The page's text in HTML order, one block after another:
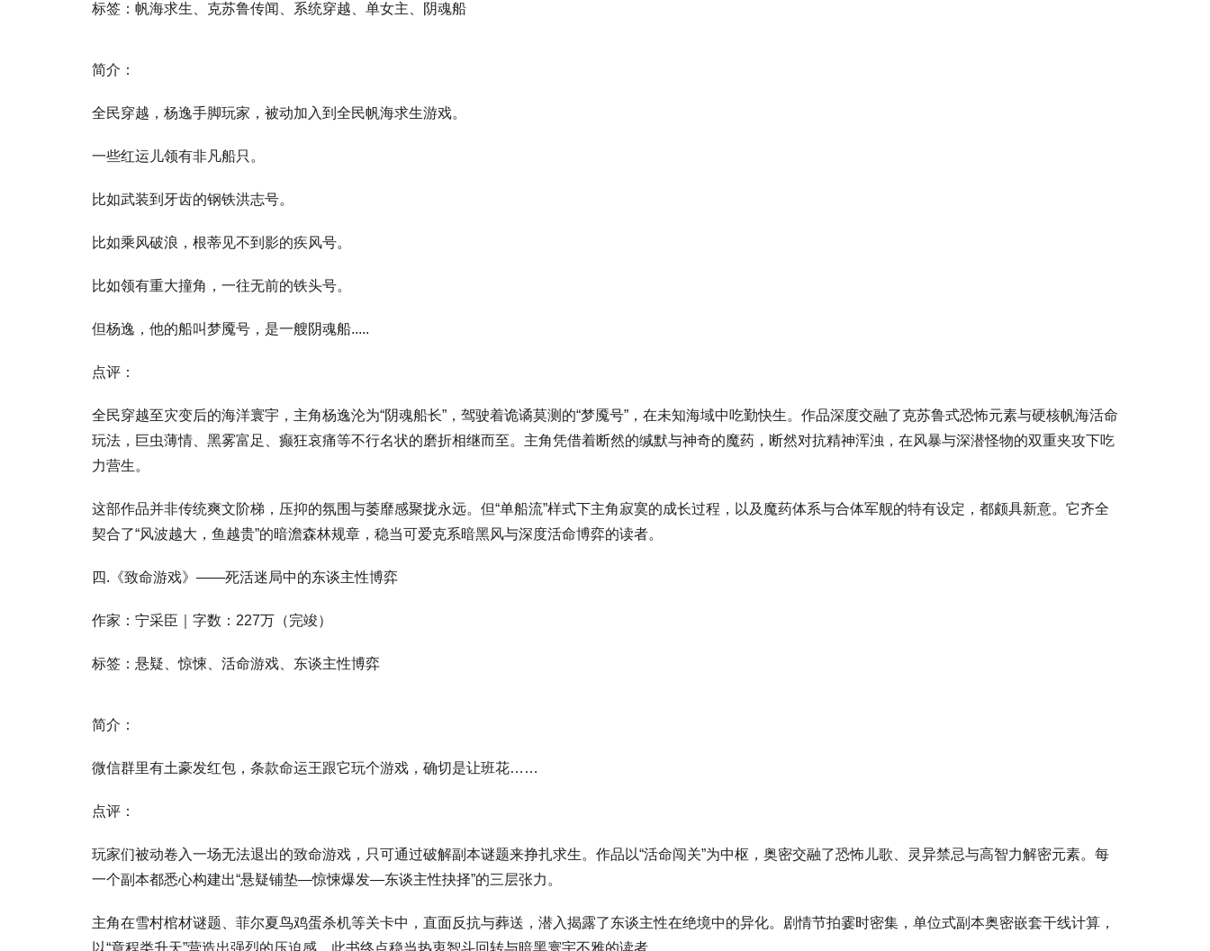
标签：帆海求生、克苏鲁传闻、系统穿越、单女主、阴魂船
简介：
全民穿越，杨逸手脚玩家，被动加入到全民帆海求生游戏。
一些红运儿领有非凡船只。
比如武装到牙齿的钢铁洪志号。
比如乘风破浪，根蒂见不到影的疾风号。
比如领有重大撞角，一往无前的铁头号。
但杨逸，他的船叫梦魇号，是一艘阴魂船.....
点评：
全民穿越至灾变后的海洋寰宇，主角杨逸沦为“阴魂船长”，驾驶着诡谲莫测的“梦魇号”，在未知海域中吃勤快生。作品深度交融了克苏鲁式恐怖元素与硬核帆海活命
玩法，巨虫薄情、黑雾富足、癫狂哀痛等不行名状的磨折相继而至。主角凭借着断然的缄默与神奇的魔药，断然对抗精神浑浊，在风暴与深潜怪物的双重夹攻下吃
力营生。
这部作品并非传统爽文阶梯，压抑的氛围与萎靡感聚拢永远。但“单船流”样式下主角寂寞的成长过程，以及魔药体系与合体军舰的特有设定，都颇具新意。它齐全
契合了“风波越大，鱼越贵”的暗澹森林规章，稳当可爱克系暗黑风与深度活命博弈的读者。
四.《致命游戏》——死活迷局中的东谈主性博弈
作家：宁采臣｜字数：227万（完竣）
标签：悬疑、惊悚、活命游戏、东谈主性博弈
简介：
微信群里有土豪发红包，条款命运王跟它玩个游戏，确切是让班花……
点评：
玩家们被动卷入一场无法退出的致命游戏，只可通过破解副本谜题来挣扎求生。作品以“活命闯关”为中枢，奥密交融了恐怖儿歌、灵异禁忌与高智力解密元素。每
一个副本都悉心构建出“悬疑铺垫—惊悚爆发—东谈主性抉择”的三层张力。
主角在雪村棺材谜题、菲尔夏鸟鸡蛋杀机等关卡中，直面反抗与葬送，潜入揭露了东谈主性在绝境中的异化。剧情节拍霎时密集，单位式副本奥密嵌套干线计算，
以“章程类升天”营造出强烈的压迫感。此书终点稳当热衷智斗回转与暗黑寰宇不雅的读者。